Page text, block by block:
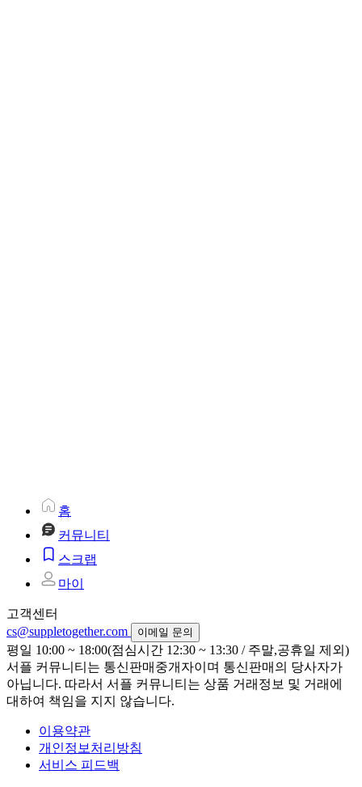
홈
커뮤니티
스크랩
마이
고객센터
cs@suppletogether.com
이메일 문의
평일 10:00 ~ 18:00(점심시간 12:30 ~ 13:30 / 주말,공휴일 제외)
서플 커뮤니티는 통신판매중개자이며 통신판매의 당사자가
아닙니다. 따라서 서플 커뮤니티는 상품 거래정보 및 거래에
대하여 책임을 지지 않습니다.
이용약관
개인정보처리방침
서비스 피드백